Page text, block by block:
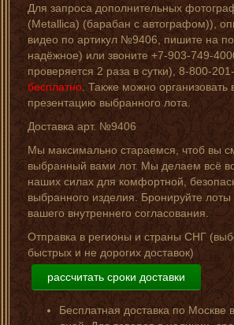
Для запроса дополнительных
(Metallica) (барабан с автографом)),
видео по артикул №9406, пишите на
надёжное) или звоните +7-903-749-
проверяется 2 раза в сутки), 8-800-
бесплатно. Также можно организовать
презентацию выбранного лота.
Доставка арт. №9406
Мы максимально стараемся, чтоб вы
выбранный вами лот. Мы делаем всё
наших силах для комфортной,
выбранного изделия. Бронируйте
вашего внутреннего согласования.
Отправка в регионы и страны СНГ
быстрых и не дорогих доставок)
рассчитать сроки доставки
Бесплатная доставка по Москве